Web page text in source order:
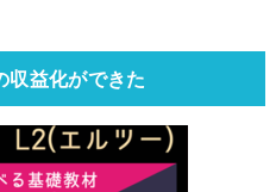
収益化ができた